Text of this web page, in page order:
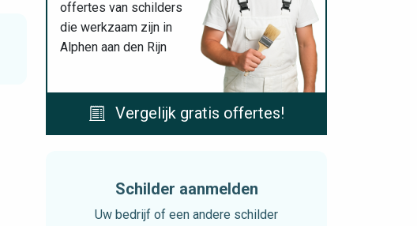
offertes van schilders
die werkzaam zijn in
Alphen aan den Rijn
Vergelijk gratis offertes!
Schilder aanmelden
Uw bedrijf of een andere schilder